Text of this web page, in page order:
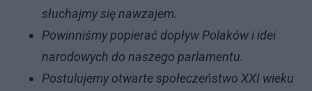
słuchajmy się nawzajem.
Powinniśmy popierać dopływ Polaków i idei
narodowych do naszego parlamentu.
Postulujemy otwarte społeczeństwo XXI wieku